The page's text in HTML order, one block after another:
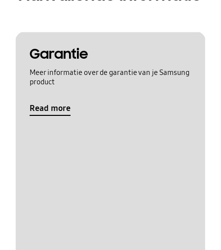
Garantie
Meer informatie over de garantie van je Samsung
product
Read more